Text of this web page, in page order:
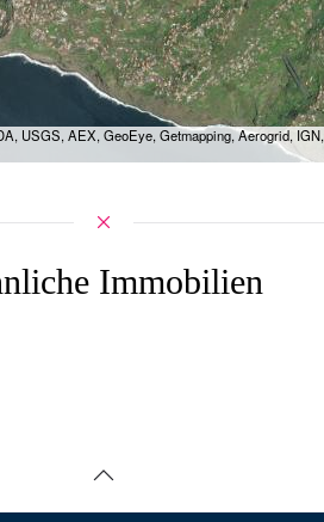
USGS, AEX, GeoEye, Getmapping, Aerogrid, IGN,
Immobilien